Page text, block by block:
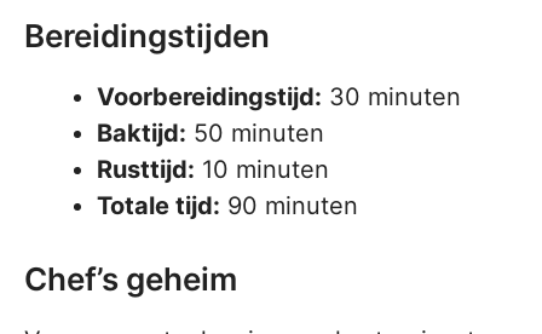
Bereidingstijden
Voorbereidingstijd: 30 minuten
Baktijd: 50 minuten
Rusttijd: 10 minuten
Totale tijd: 90 minuten
Chef’s geheim